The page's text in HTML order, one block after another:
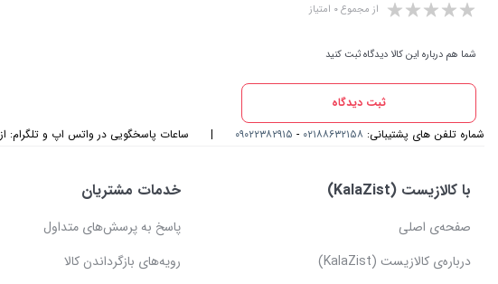
از مجموع ۰ امتیاز
شما هم درباره این کالا دیدگاه ثبت کنید
ثبت دیدگاه
شماره تلفن های پشتیبانی: ۰۲۱۸۸۶۳۲۱۵۸ - ۰۹۰۲۲۳۸۲۹۱۵ | ساعات پاسخگویی در واتس اپ و تلگرام: از 9 صبح الی 5 عصر
با کالازیست (KalaZist)
صفحه‌ی اصلی
درباره‌ی کالازیست (KalaZist)
خدمات مشتریان
پاسخ به پرسش‌های متداول
رویه‌های بازگرداندن کالا